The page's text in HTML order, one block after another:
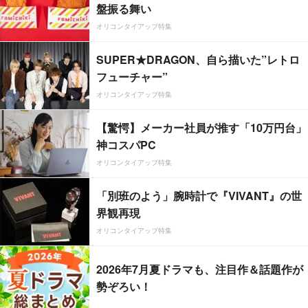
盤振る舞い
オリコンタイアップ特集
SUPER★DRAGON、自ら描いた”レトロ
フューチャー”
オリコンタイアップ特集
【驚愕】メーカー社員が推す「10万円台」
神コスパPC
オリコンタイアップ特集
「別班のよう」腕時計で『VIVANT』の世
界観再現
オリコンタイアップ特集
2026年7月夏ドラマも、注目作＆話題作が
勢ぞろい！